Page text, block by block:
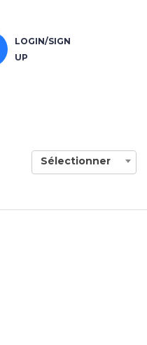
LOGIN/SIGN
UP
Sélectionner